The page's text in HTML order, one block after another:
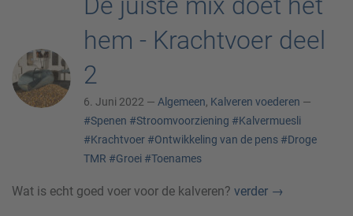
hem - Krachtvoer deel
2
6. Juni 2022 — Algemeen, Kalveren voederen —
#Spenen #Stroomvoorziening #Kalvermuesli
#Krachtvoer #Ontwikkeling van de pens #Droge
TMR #Groei #Toenames
Wat is echt goed voer voor de kalveren? verder →